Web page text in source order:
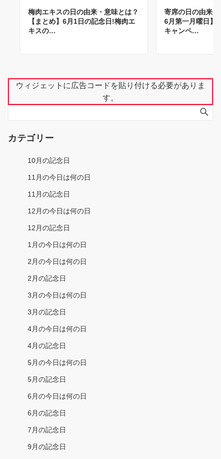
梅肉エキスの日の由来・意味とは？
【まとめ】6月1日の記念日!梅肉エ
キスの…
寄席の日の由来
6月第一月曜日】
キャンペ…
ウィジェットに広告コードを貼り付ける必要がありま
す。
カテゴリー
10月の記念日
11月の今日は何の日
11月の記念日
12月の今日は何の日
12月の記念日
1月の今日は何の日
2月の今日は何の日
2月の記念日
3月の今日は何の日
3月の記念日
4月の今日は何の日
4月の記念日
5月の今日は何の日
5月の記念日
6月の今日は何の日
6月の記念日
7月の記念日
9月の記念日